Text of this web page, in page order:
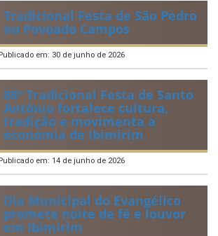
Tradicional Festa de São Pedro
no Povoado Campos
em: 30 de junho de 2026
88ª Tradicional Festa de Santo
Antônio fortalece cultura,
tradição e movimenta a
economia de Ibimirim
em: 14 de junho de 2026
Dia Municipal do Evangélico
promete noite de fé e louvor
em Ibimirim